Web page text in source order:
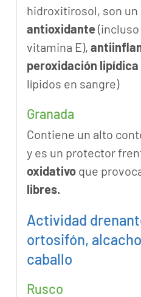
hidroxitirosol, son
antioxidante(incluso
vitamina E),
peroxidación lipídica
lípidos en sangre)
Granada
Contiene un alto
y es un protector
oxidativoque
libres.
Actividad
ortosifón,
caballo
Rusco